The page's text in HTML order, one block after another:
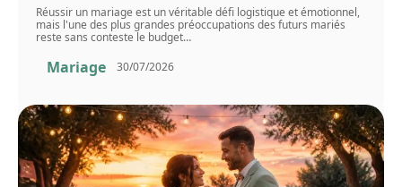
Réussir un mariage est un véritable défi logistique et émotionnel,
mais l'une des plus grandes préoccupations des futurs mariés
reste sans conteste le budget…
Mariage 30/07/2026